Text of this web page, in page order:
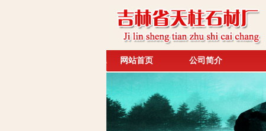
网站首页 公司简介